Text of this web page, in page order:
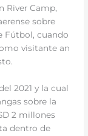
River Camp,
sobre
Fútbol, cuando
visitante an
2021 y la cual
sobre la
2 millones
dentro de